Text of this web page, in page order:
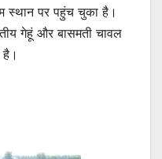
स्थान पर पहुंच चुका है।
गेहूं और बासमती चावल
है।